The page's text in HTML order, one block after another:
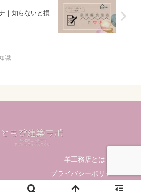
｜知らないと損
識
羊工務店とは
プライバシーポリシー
2023 ともぴ建築ラボ.